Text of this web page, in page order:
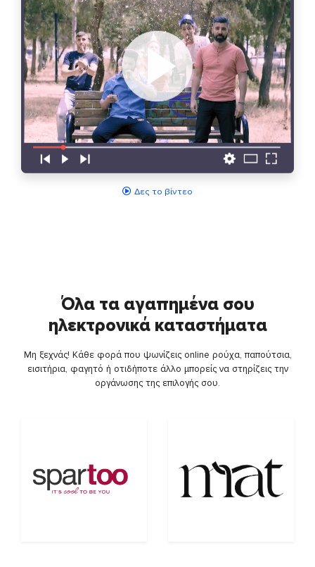
Δες το βίντεο
Όλα τα αγαπημένα σου
ηλεκτρονικά καταστήματα
Μη ξεχνάς! Κάθε φορά που ψωνίζεις online ρούχα, παπούτσια,
εισιτήρια, φαγητό ή οτιδήποτε άλλο μπορείς να στηρίζεις την
οργάνωσης της επιλογής σου.